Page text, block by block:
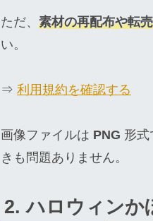
ただ、 素材の再配布や転
い。
⇒ 利用規約を確認する
画像ファイルは PNG 形式
きも問題ありません。
ハロウィンか